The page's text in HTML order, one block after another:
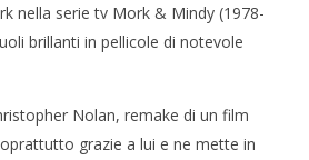
nella serie tv Mork & Mindy (1978-
brillanti in pellicole di notevole
Nolan, remake di un film
grazie a lui e ne mette in